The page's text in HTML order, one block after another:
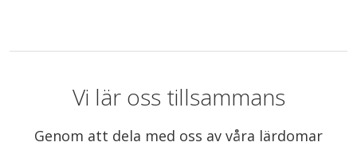
Vi lär oss tillsammans
Genom att dela med oss av våra lärdomar